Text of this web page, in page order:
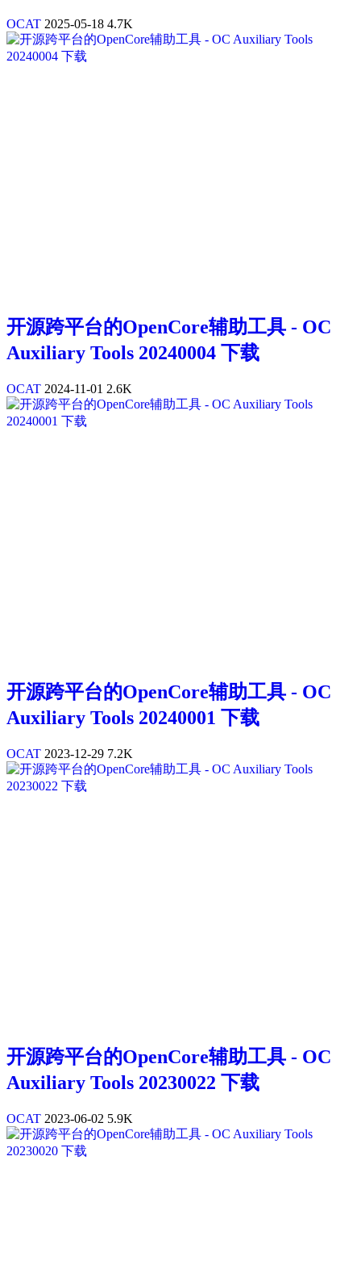
OCAT 2025-05-18 4.7K
开源跨平台的OpenCore辅助工具 - OC
Auxiliary Tools 20240004 下载
OCAT 2024-11-01 2.6K
开源跨平台的OpenCore辅助工具 - OC
Auxiliary Tools 20240001 下载
OCAT 2023-12-29 7.2K
开源跨平台的OpenCore辅助工具 - OC
Auxiliary Tools 20230022 下载
OCAT 2023-06-02 5.9K